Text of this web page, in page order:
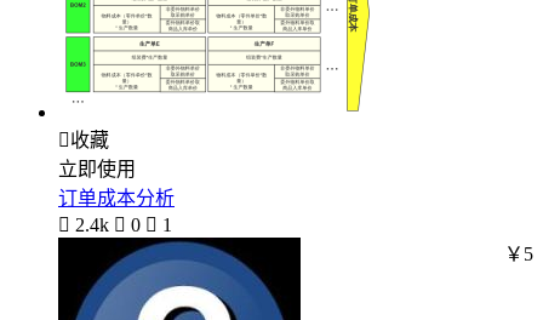
收藏
立即使用
订单成本分析
 2.4k  0  1
￥5